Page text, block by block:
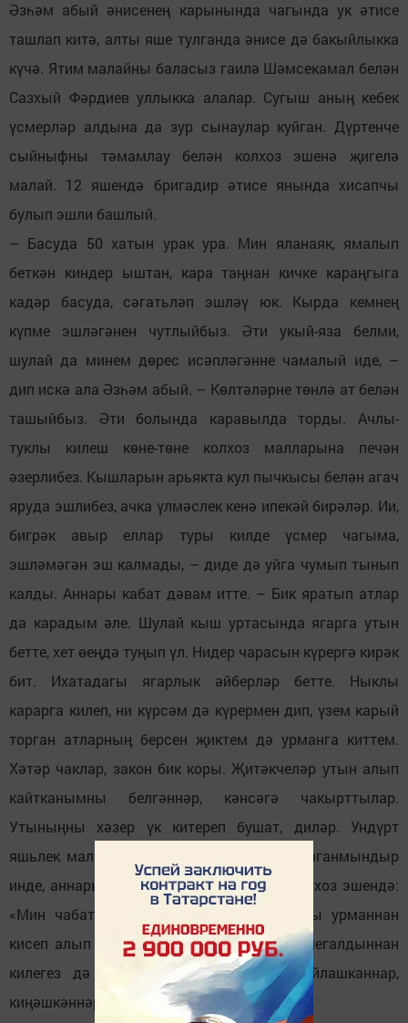
Әзһәм абый әнисенең карынында чагында ук әтисе
ташлап китә, алты яше тулганда әнисе дә бакыйлыкка
күчә. Ятим малайны баласыз гаилә Шәмсекамал белән
Сазхый Фәрдиев уллыкка алалар. Сугыш аның кебек
үсмерләр алдына да зур сынаулар куйган. Дүртенче
сыйныфны тәмамлау белән колхоз эшенә җигелә
малай. 12 яшендә бригадир әтисе янында хисапчы
булып эшли башлый.
– Басуда 50 хатын урак ура. Мин яланаяк, ямалып
беткән киндер ыштан, кара таңнан кичке караңгыга
кадәр басуда, сәгатьләп эшләү юк. Кырда кемнең
күпме эшләгәнен чутлыйбыз. Әти укый-яза белми,
шулай да минем дөрес исәпләгәнне чамалый иде, –
дип искә ала Әзһәм абый. – Көлтәләрне төнлә ат белән
ташыйбыз. Әти болында каравылда торды. Ачлы-
туклы килеш көне-төне колхоз малларына печән
әзерлибез. Кышларын арьякта кул пычкысы белән агач
яруда эшлибез, ачка үлмәслек кенә ипекәй бирәләр. Ии,
бигрәк авыр еллар туры килде үсмер чагыма,
эшләмәгән эш калмады, – диде дә уйга чумып тынып
калды. Аннары кабат дәвам итте. – Бик яратып атлар
да карадым әле. Шулай кыш уртасында ягарга утын
бетте, хет өеңдә туңып үл. Нидер чарасын күрергә кирәк
бит. Ихатадагы ягарлык әйберләр бетте. Ныклы
карарга килеп, ни күрсәм дә күрермен дип, үзем карый
торган атларның берсен җиктем дә урманга киттем.
Хәтәр чаклар, закон бик коры. Җитәкчеләр утын алып
кайтканымны белгәннәр, кәнсәгә чакырттылар.
Утыныңны хәзер үк китереп бушат, диләр. Ундүрт
яшьлек малай чак, аны-моны уйлап тормаганмындыр
инде, аннары мин бит тәүлекләр буена колхоз эшендә:
«Мин чабата белән кар ерып, ул утынны урманнан
кисеп алып кайттым, китермим, үзегез ишегалдыннан
килегез дә алып китегез», – дидем. Уйлашканнар,
киңәшкәннәрдер инде, килеп алмадылар.